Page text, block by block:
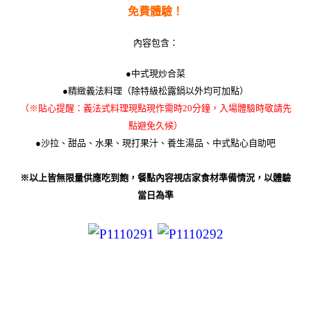
免費體驗！
內容包含：
●中式現炒合菜
●精緻義法料理（除特級松露鍋以外均可加點）
（※貼心提醒：義法式料理現點現作需時20分鐘，入場體驗時敬請先
點避免久候）
●沙拉、甜品、水果、現打果汁、養生湯品、中式點心自助吧
※以上皆無限量供應吃到飽，餐點內容視店家食材準備情況，以體驗
當日為準